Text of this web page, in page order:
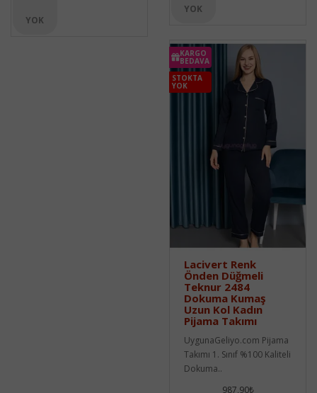
YOK
YOK
KARGO
BEDAVA
STOKTA
YOK
Lacivert Renk
Önden Düğmeli
Teknur 2484
Dokuma Kumaş
Uzun Kol Kadın
Pijama Takımı
UygunaGeliyo.com Pijama
Takımı 1. Sınıf %100 Kaliteli
Dokuma..
987,90₺